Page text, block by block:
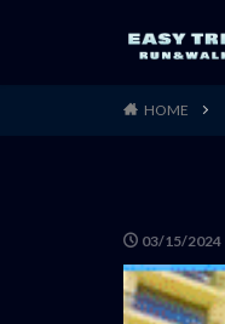
HOME
03/15/2024